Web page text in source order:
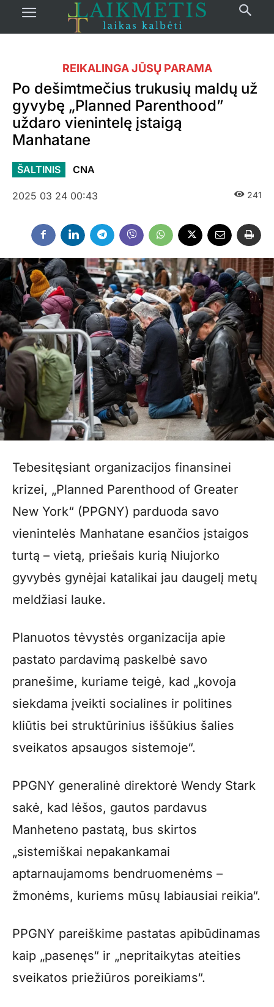
REIKALINGA JŪSŲ PARAMA
Po dešimtmečius trukusių maldų už
gyvybę „Planned Parenthood”
uždaro vienintelę įstaigą
Manhatane
ŠALTINIS CNA
2025 03 24 00:43 241
Tebesitęsiant organizacijos finansinei
krizei, „Planned Parenthood of Greater
New York“ (PPGNY) parduoda savo
vienintelės Manhatane esančios įstaigos
turtą – vietą, priešais kurią Niujorko
gyvybės gynėjai katalikai jau daugelį metų
meldžiasi lauke.
Planuotos tėvystės organizacija apie
pastato pardavimą paskelbė savo
pranešime, kuriame teigė, kad „kovoja
siekdama įveikti socialines ir politines
kliūtis bei struktūrinius iššūkius šalies
sveikatos apsaugos sistemoje“.
PPGNY generalinė direktorė Wendy Stark
sakė, kad lėšos, gautos pardavus
Manheteno pastatą, bus skirtos
„sistemiškai nepakankamai
aptarnaujamoms bendruomenėms –
žmonėms, kuriems mūsų labiausiai reikia“.
PPGNY pareiškime pastatas apibūdinamas
kaip „pasenęs“ ir „nepritaikytas ateities
sveikatos priežiūros poreikiams“.